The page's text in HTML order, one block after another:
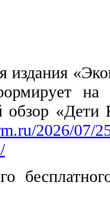
издания
на
обзор «Дети
2026/07/